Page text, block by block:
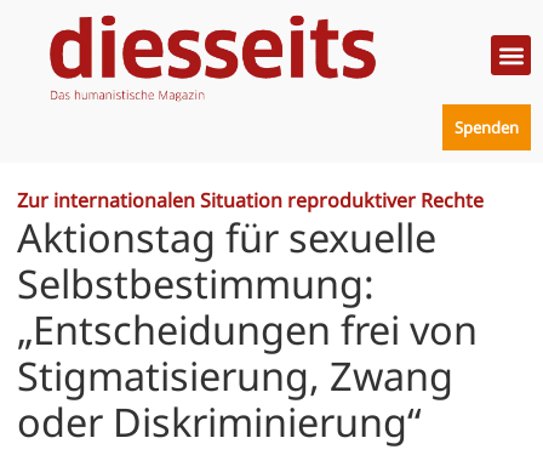
Inhalt
springen
Spenden
Zur internationalen Situation reproduktiver Rechte
Aktionstag für sexuelle
Selbstbestimmung:
„Entscheidungen frei von
Stigmatisierung, Zwang
oder Diskriminierung“